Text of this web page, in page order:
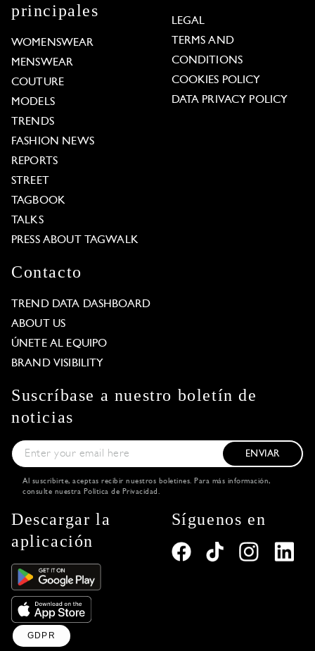
principales
WOMENSWEAR
MENSWEAR
COUTURE
MODELS
TRENDS
FASHION NEWS
REPORTS
STREET
TAGBOOK
TALKS
PRESS ABOUT TAGWALK
LEGAL
TERMS AND
CONDITIONS
COOKIES POLICY
DATA PRIVACY POLICY
Contacto
TREND DATA DASHBOARD
ABOUT US
ÚNETE AL EQUIPO
BRAND VISIBILITY
Suscríbase a nuestro boletín de
noticias
ENVIAR
Al suscribirte, aceptas recibir nuestros boletines. Para más información,
consulte nuestra Política de Privacidad .
Descargar la
aplicación
Síguenos en
GDPR